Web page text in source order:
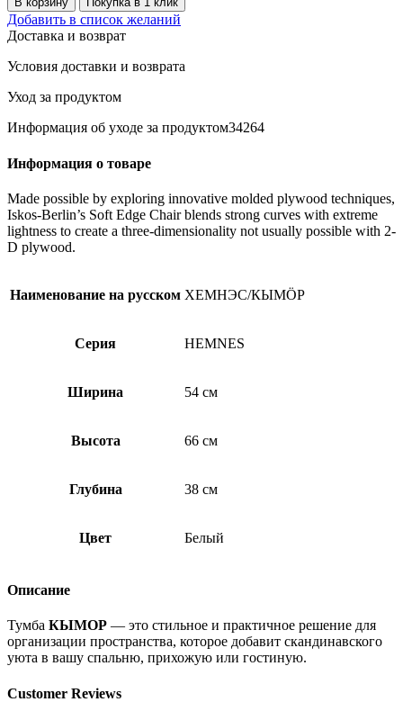
HEMNES/
КЫМӦР
Комод
2
ящика
54х66х38
Добавить в список желаний
Доставка и возврат
Условия доставки и возврата
Уход за продуктом
Информация об уходе за продуктом34264
Информация о товаре
Made possible by exploring innovative molded plywood techniques,
Iskos-Berlin’s Soft Edge Chair blends strong curves with extreme
lightness to create a three-dimensionality not usually possible with 2-
D plywood.
Наименование на русском ХЕМНЭС/КЫМӦР
Серия HEMNES
Ширина 54 см
Высота 66 см
Глубина 38 см
Цвет Белый
Описание
Тумба КЫМОР — это стильное и практичное решение для
организации пространства, которое добавит скандинавского
уюта в вашу спальню, прихожую или гостиную.
Customer Reviews